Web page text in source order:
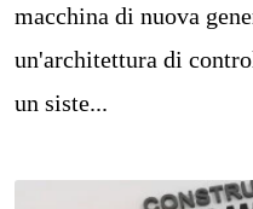
macchina di nuova
un'architettura di
un siste...